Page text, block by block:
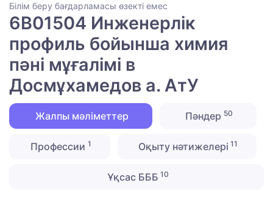
Білім беру бағдарламасы өзекті емес
6B01504 Инженерлік
профиль бойынша химия
пәні мұғалімі в
Досмұхамедов а. АтУ
Жалпы мәліметтер Пәндер 50
Профессии 1 Оқыту нәтижелері 11
Ұқсас БББ 10